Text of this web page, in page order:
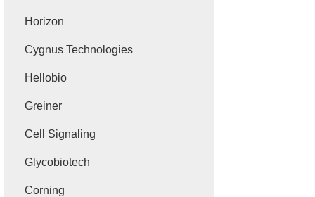
Horizon
Cygnus Technologies
Hellobio
Greiner
Cell Signaling
Glycobiotech
Corning